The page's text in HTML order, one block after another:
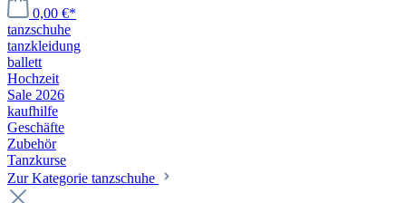
0,00 €*
tanzschuhe
tanzkleidung
ballett
Hochzeit
Sale 2026
kaufhilfe
Geschäfte
Zubehör
Tanzkurse
Zur Kategorie tanzschuhe